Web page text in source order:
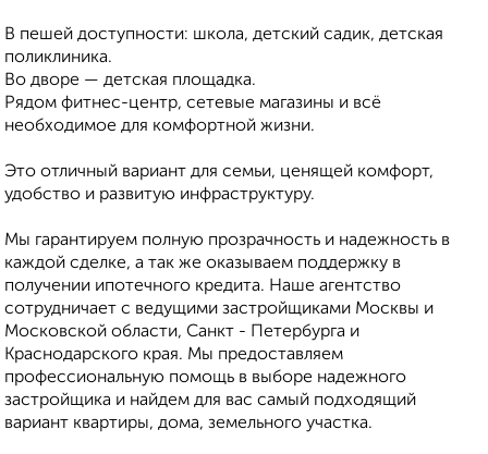
В пешей доступности: школа, детский садик, детская
поликлиника.
Во дворе — детская площадка.
Рядом фитнес-центр, сетевые магазины и всё
необходимое для комфортной жизни.
Это отличный вариант для семьи, ценящей комфорт,
удобство и развитую инфраструктуру.
Мы гарантируем полную прозрачность и надежность в
каждой сделке, а так же оказываем поддержку в
получении ипотечного кредита. Наше агентство
сотрудничает с ведущими застройщиками Москвы и
Московской области, Санкт - Петербурга и
Краснодарского края. Мы предоставляем
профессиональную помощь в выборе надежного
застройщика и найдем для вас самый подходящий
вариант квартиры, дома, земельного участка.